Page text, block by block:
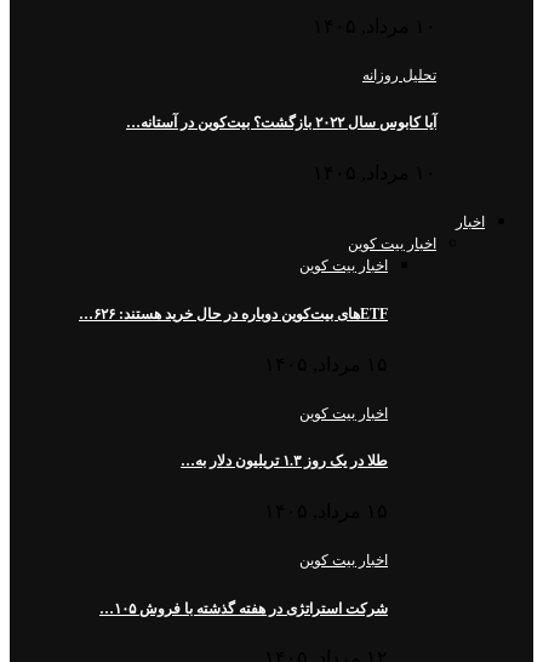
تحلیل روزانه
آیا کابوس سال ۲۰۲۲ بازگشت؟ بیت‌کوین در آستانه…
اخبار
اخبار بیت کوین
اخبار بیت کوین
ETFهای بیت‌کوین دوباره در حال خرید هستند: ۶۲۶…
اخبار بیت کوین
طلا در یک روز ۱.۳ تریلیون دلار به…
اخبار بیت کوین
شرکت استراتژی در هفته گذشته با فروش ۱۰۵…